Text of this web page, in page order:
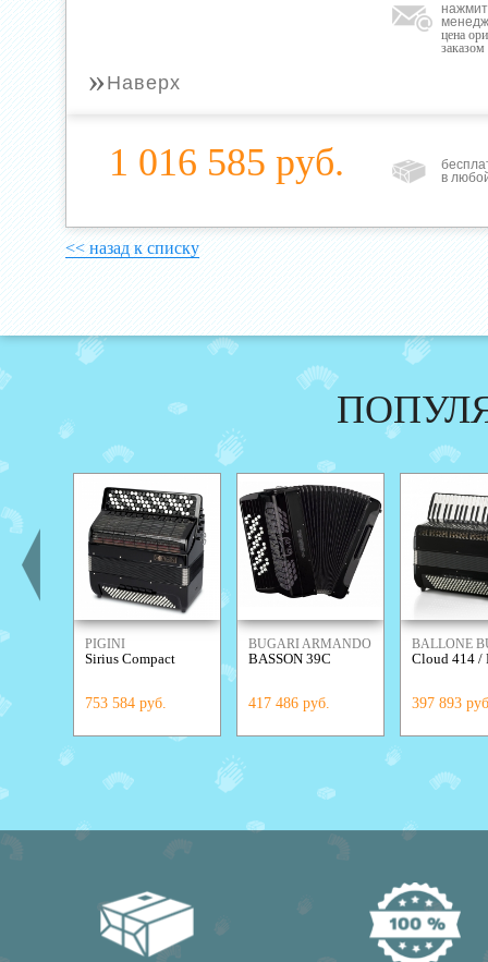
цена
заказом
» Наверх
1 016 585 руб.
в
<< назад к списку
PIGINI
Sirius Compact
753 584 руб.
BUGARI ARMANDO
BASSON 39C
417 486 руб.
BALLONE
Cloud 414 /
397 893